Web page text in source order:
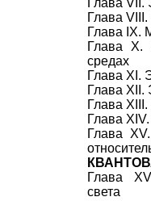
Глава VII.
Глава
Глава IX.
Глава X.
средах
Глава XI.
Глава XII.
Глава
Глава
Глава
Глава
света